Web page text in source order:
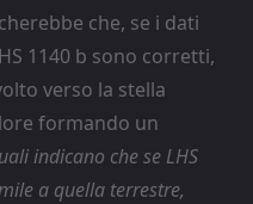
che, se i dati
1140 b sono corretti,
verso la stella
formando un
indicano che se LHS
a quella terrestre,